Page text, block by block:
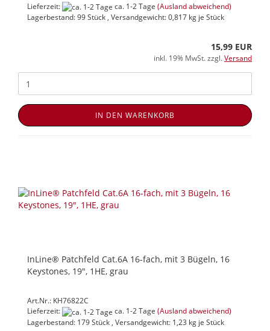
Lieferzeit:
ca. 1-2 Tage (Ausland abweichend)
Lagerbestand: 99 Stück , Versandgewicht:0,817 kg je Stück
15,99 EUR
inkl. 19% MwSt. zzgl.Versand
IN DEN WARENKORB
InLine® Patchfeld Cat.6A 16-fach, mit 3 Bügeln, 16
Keystones, 19", 1HE, grau
Art.Nr.: KH76822C
Lieferzeit:
ca. 1-2 Tage (Ausland abweichend)
Lagerbestand: 179 Stück , Versandgewicht: 1,23 kg je Stück